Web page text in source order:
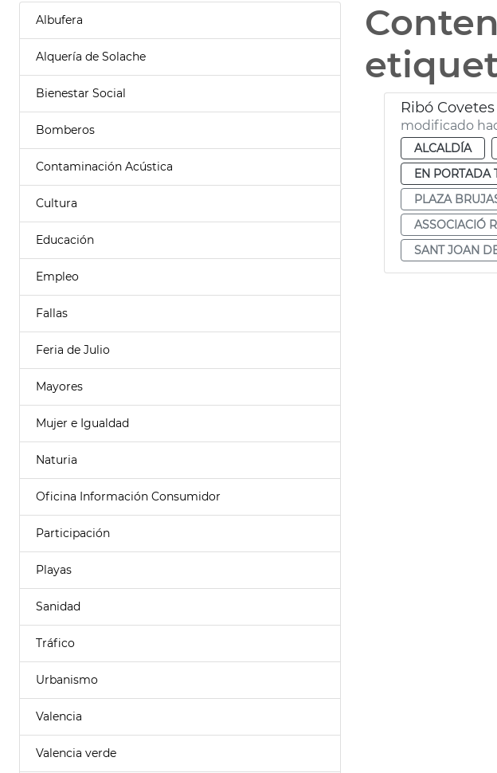
Albufera
Alquería de Solache
Bienestar Social
Bomberos
Contaminación Acústica
Cultura
Educación
Empleo
Fallas
Feria de Julio
Mayores
Mujer e Igualdad
Naturia
Oficina Información Consumidor
Participación
Playas
Sanidad
Tráfico
Urbanismo
Valencia
Valencia verde
Ribó
modificado
ALCALDÍA
EN PORTADA
PLAZA
ASSOCIACIÓ
SANT JOAN